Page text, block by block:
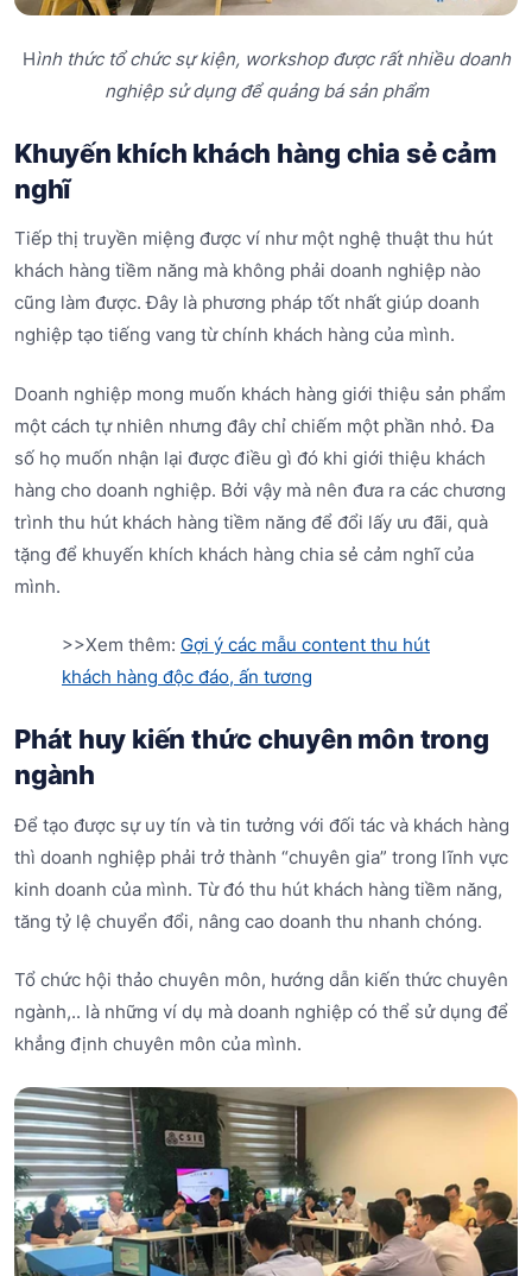
Hình thức tổ chức sự kiện, workshop được rất nhiều doanh
nghiệp sử dụng để quảng bá sản phẩm
Khuyến khích khách hàng chia sẻ cảm
nghĩ
Tiếp thị truyền miệng được ví như một nghệ thuật thu hút
khách hàng tiềm năng mà không phải doanh nghiệp nào
cũng làm được. Đây là phương pháp tốt nhất giúp doanh
nghiệp tạo tiếng vang từ chính khách hàng của mình.
Doanh nghiệp mong muốn khách hàng giới thiệu sản phẩm
một cách tự nhiên nhưng đây chỉ chiếm một phần nhỏ. Đa
số họ muốn nhận lại được điều gì đó khi giới thiệu khách
hàng cho doanh nghiệp. Bởi vậy mà nên đưa ra các chương
trình thu hút khách hàng tiềm năng để đổi lấy ưu đãi, quà
tặng để khuyến khích khách hàng chia sẻ cảm nghĩ của
mình.
>>Xem thêm: Gợi ý các mẫu content thu hút
khách hàng độc đáo, ấn tương
Phát huy kiến thức chuyên môn trong
ngành
Để tạo được sự uy tín và tin tưởng với đối tác và khách hàng
thì doanh nghiệp phải trở thành “chuyên gia” trong lĩnh vực
kinh doanh của mình. Từ đó thu hút khách hàng tiềm năng,
tăng tỷ lệ chuyển đổi, nâng cao doanh thu nhanh chóng.
Tổ chức hội thảo chuyên môn, hướng dẫn kiến thức chuyên
ngành,.. là những ví dụ mà doanh nghiệp có thể sử dụng để
khẳng định chuyên môn của mình.